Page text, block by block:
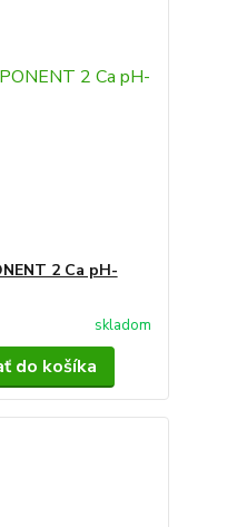
2 Ca pH-
skladom
do košíka